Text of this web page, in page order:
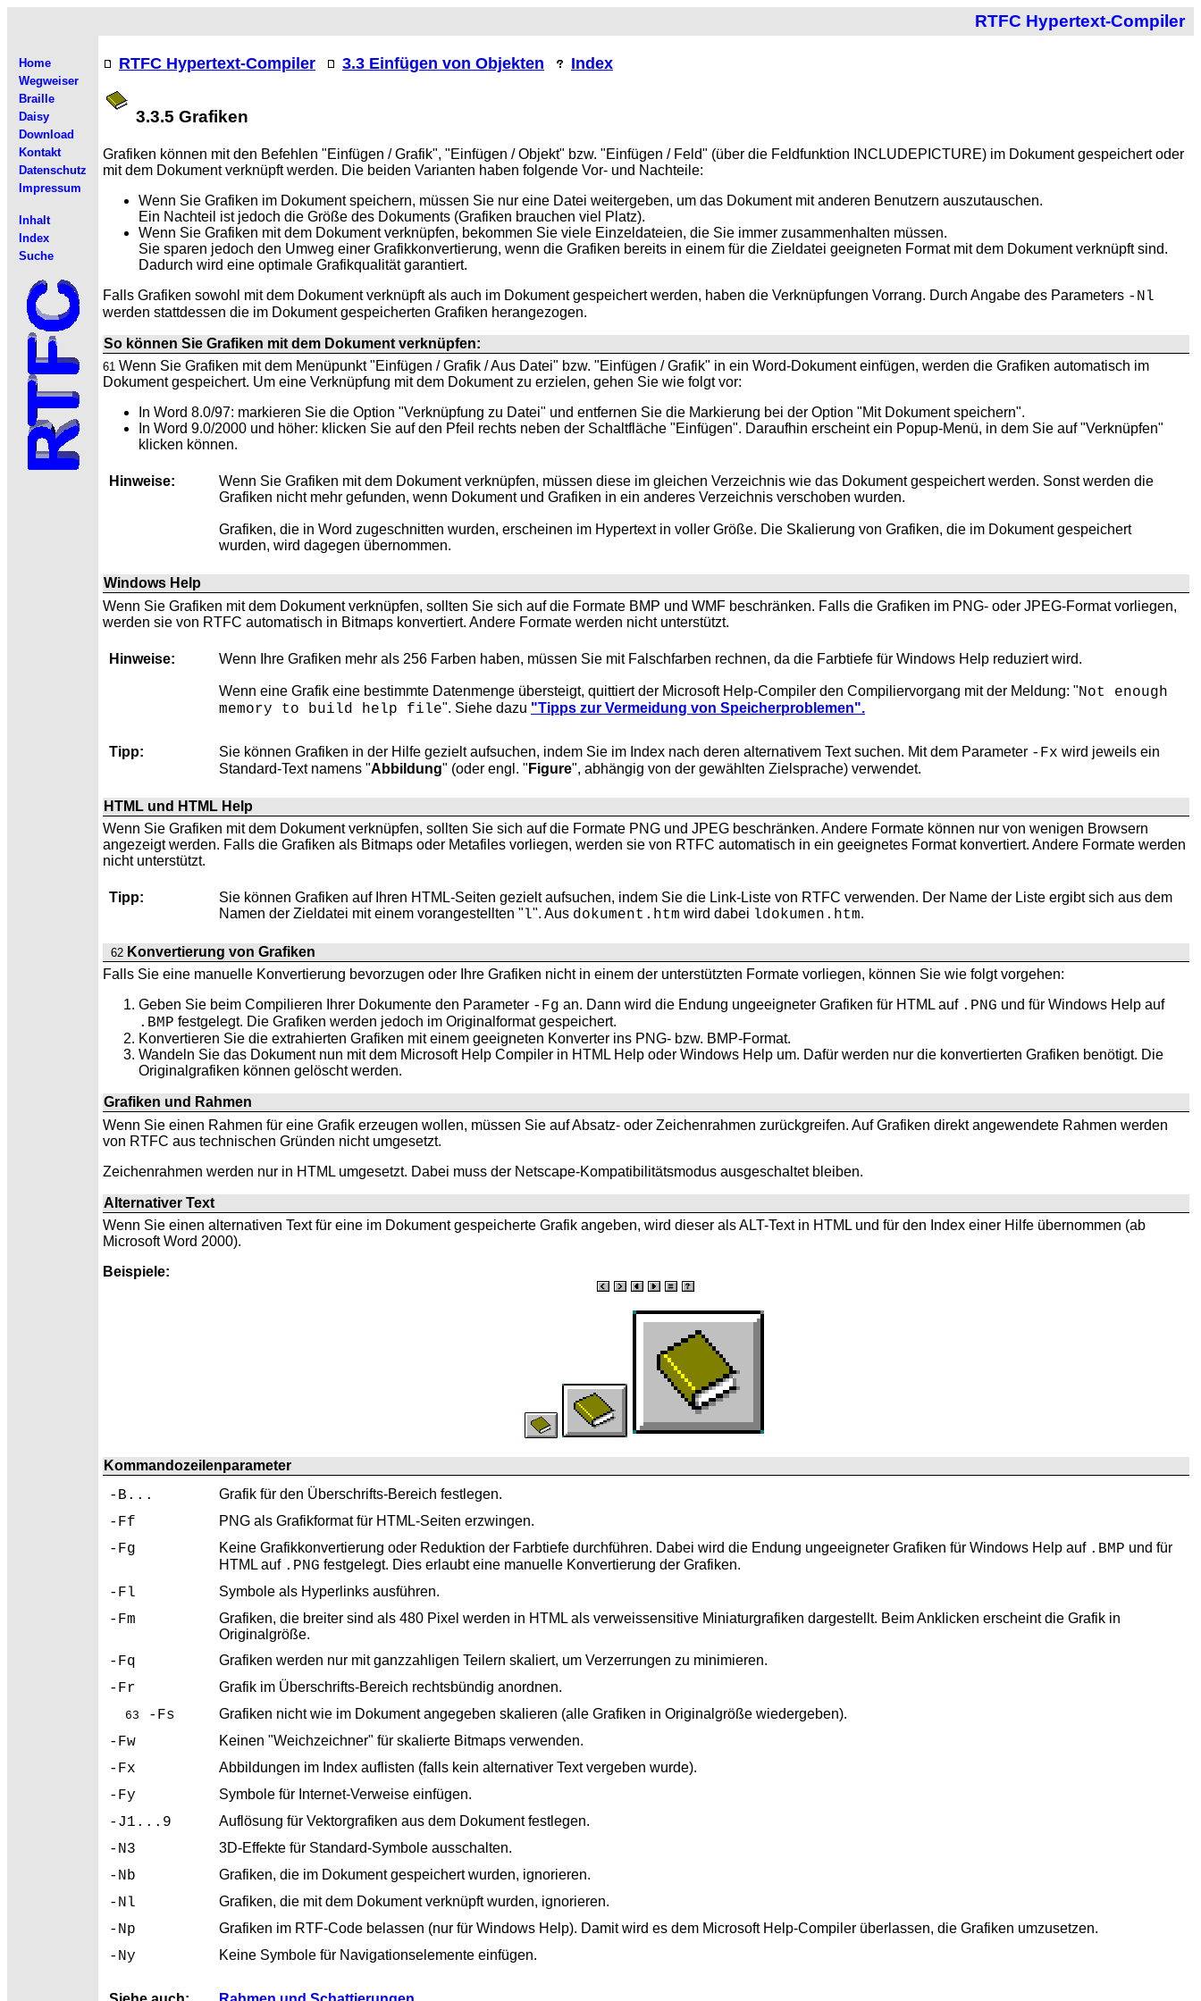
RTFC Hypertext-Compiler
Home
Wegweiser
Braille
Daisy
Download
Kontakt
Datenschutz
Impressum
Inhalt
Index
Suche
RTFC Hypertext-Compiler 3.3 Einfügen von Objekten Index
3.3.5 Grafiken
Grafiken können mit den Befehlen "Einfügen / Grafik", "Einfügen / Objekt" bzw. "Einfügen / Feld" (über die Feldfunktion INCLUDEPICTURE) im Dokument gespeichert oder
mit dem Dokument verknüpft werden. Die beiden Varianten haben folgende Vor- und Nachteile:
Wenn Sie Grafiken im Dokument speichern, müssen Sie nur eine Datei weitergeben, um das Dokument mit anderen Benutzern auszutauschen.
Ein Nachteil ist jedoch die Größe des Dokuments (Grafiken brauchen viel Platz).
Wenn Sie Grafiken mit dem Dokument verknüpfen, bekommen Sie viele Einzeldateien, die Sie immer zusammenhalten müssen.
Sie sparen jedoch den Umweg einer Grafikkonvertierung, wenn die Grafiken bereits in einem für die Zieldatei geeigneten Format mit dem Dokument verknüpft sind.
Dadurch wird eine optimale Grafikqualität garantiert.
Falls Grafiken sowohl mit dem Dokument verknüpft als auch im Dokument gespeichert werden, haben die Verknüpfungen Vorrang. Durch Angabe des Parameters -Nl
werden stattdessen die im Dokument gespeicherten Grafiken herangezogen.
So können Sie Grafiken mit dem Dokument verknüpfen:
61 Wenn Sie Grafiken mit dem Menüpunkt "Einfügen / Grafik / Aus Datei" bzw. "Einfügen / Grafik" in ein Word-Dokument einfügen, werden die Grafiken automatisch im
Dokument gespeichert. Um eine Verknüpfung mit dem Dokument zu erzielen, gehen Sie wie folgt vor:
In Word 8.0/97: markieren Sie die Option "Verknüpfung zu Datei" und entfernen Sie die Markierung bei der Option "Mit Dokument speichern".
In Word 9.0/2000 und höher: klicken Sie auf den Pfeil rechts neben der Schaltfläche "Einfügen". Daraufhin erscheint ein Popup-Menü, in dem Sie auf "Verknüpfen"
klicken können.
Hinweise: Wenn Sie Grafiken mit dem Dokument verknüpfen, müssen diese im gleichen Verzeichnis wie das Dokument gespeichert werden. Sonst werden die
Grafiken nicht mehr gefunden, wenn Dokument und Grafiken in ein anderes Verzeichnis verschoben wurden.
Grafiken, die in Word zugeschnitten wurden, erscheinen im Hypertext in voller Größe. Die Skalierung von Grafiken, die im Dokument gespeichert
wurden, wird dagegen übernommen.
Windows Help
Wenn Sie Grafiken mit dem Dokument verknüpfen, sollten Sie sich auf die Formate BMP und WMF beschränken. Falls die Grafiken im PNG- oder JPEG-Format vorliegen,
werden sie von RTFC automatisch in Bitmaps konvertiert. Andere Formate werden nicht unterstützt.
Hinweise: Wenn Ihre Grafiken mehr als 256 Farben haben, müssen Sie mit Falschfarben rechnen, da die Farbtiefe für Windows Help reduziert wird.
Wenn eine Grafik eine bestimmte Datenmenge übersteigt, quittiert der Microsoft Help-Compiler den Compiliervorgang mit der Meldung: "Not enough
memory to build help file". Siehe dazu "Tipps zur Vermeidung von Speicherproblemen".
Tipp: Sie können Grafiken in der Hilfe gezielt aufsuchen, indem Sie im Index nach deren alternativem Text suchen. Mit dem Parameter -Fx wird jeweils ein
Standard-Text namens "Abbildung" (oder engl. " Figure", abhängig von der gewählten Zielsprache) verwendet.
HTML und HTML Help
Wenn Sie Grafiken mit dem Dokument verknüpfen, sollten Sie sich auf die Formate PNG und JPEG beschränken. Andere Formate können nur von wenigen Browsern
angezeigt werden. Falls die Grafiken als Bitmaps oder Metafiles vorliegen, werden sie von RTFC automatisch in ein geeignetes Format konvertiert. Andere Formate werden
nicht unterstützt.
Tipp: Sie können Grafiken auf Ihren HTML-Seiten gezielt aufsuchen, indem Sie die Link-Liste von RTFC verwenden. Der Name der Liste ergibt sich aus dem
Namen der Zieldatei mit einem vorangestellten "l". Aus dokument.htm wird dabei ldokumen.htm.
62 Konvertierung von Grafiken
Falls Sie eine manuelle Konvertierung bevorzugen oder Ihre Grafiken nicht in einem der unterstützten Formate vorliegen, können Sie wie folgt vorgehen:
Geben Sie beim Compilieren Ihrer Dokumente den Parameter -Fg an. Dann wird die Endung ungeeigneter Grafiken für HTML auf .PNG und für Windows Help auf
.BMP festgelegt. Die Grafiken werden jedoch im Originalformat gespeichert.
Konvertieren Sie die extrahierten Grafiken mit einem geeigneten Konverter ins PNG- bzw. BMP-Format.
Wandeln Sie das Dokument nun mit dem Microsoft Help Compiler in HTML Help oder Windows Help um. Dafür werden nur die konvertierten Grafiken benötigt. Die
Originalgrafiken können gelöscht werden.
Grafiken und Rahmen
Wenn Sie einen Rahmen für eine Grafik erzeugen wollen, müssen Sie aufAbsatz- oder Zeichenrahmen zurückgreifen. Auf Grafiken direkt angewendete Rahmen werden
von RTFC aus technischen Gründen nicht umgesetzt.
Zeichenrahmen werden nur in HTML umgesetzt. Dabei muss der Netscape-Kompatibilitätsmodus ausgeschaltet bleiben.
Alternativer Text
Wenn Sie einen alternativen Text für eine im Dokument gespeicherte Grafik angeben, wird dieser alsALT-Text in HTML und für den Index einer Hilfe übernommen (ab
Microsoft Word 2000).
Beispiele:
Kommandozeilenparameter
-B... Grafik für den Überschrifts-Bereich festlegen.
-Ff PNG als Grafikformat für HTML-Seiten erzwingen.
-Fg Keine Grafikkonvertierung oder Reduktion der Farbtiefe durchführen. Dabei wird die Endung ungeeigneter Grafiken für Windows Help auf .BMP und für
HTML auf .PNG festgelegt. Dies erlaubt eine manuelle Konvertierung der Grafiken.
-Fl Symbole als Hyperlinks ausführen.
-Fm Grafiken, die breiter sind als 480 Pixel werden in HTML als verweissensitive Miniaturgrafiken dargestellt. Beim Anklicken erscheint die Grafik in
Originalgröße.
-Fq Grafiken werden nur mit ganzzahligen Teilern skaliert, um Verzerrungen zu minimieren.
-Fr Grafik im Überschrifts-Bereich rechtsbündig anordnen.
63 -Fs Grafiken nicht wie im Dokument angegeben skalieren (alle Grafiken in Originalgröße wiedergeben).
-Fw Keinen "Weichzeichner" für skalierte Bitmaps verwenden.
-Fx Abbildungen im Index auflisten (falls kein alternativer Text vergeben wurde).
-Fy Symbole für Internet-Verweise einfügen.
-J1...9 Auflösung für Vektorgrafiken aus dem Dokument festlegen.
-N3 3D-Effekte für Standard-Symbole ausschalten.
-Nb Grafiken, die im Dokument gespeichert wurden, ignorieren.
-Nl Grafiken, die mit dem Dokument verknüpft wurden, ignorieren.
-Np Grafiken im RTF-Code belassen (nur für Windows Help). Damit wird es dem Microsoft Help-Compiler überlassen, die Grafiken umzusetzen.
-Ny Keine Symbole für Navigationselemente einfügen.